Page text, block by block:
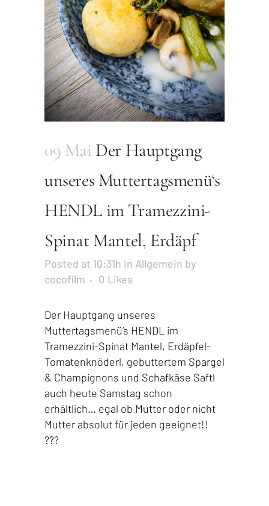
09 Mai Der Hauptgang
unseres Muttertagsmenü‘s
HENDL im Tramezzini-
Spinat Mantel, Erdäpf
Posted at 10:31h in Allgemein by
cocofilm
0 Likes
Der Hauptgang unseres
Muttertagsmenü‘s HENDL im
Tramezzini-Spinat Mantel, Erdäpfel-
Tomatenknöderl, gebuttertem Spargel
& Champignons und Schafkäse Saftl
auch heute Samstag schon
erhältlich… egal ob Mutter oder nicht
Mutter absolut für jeden geeignet!!
???